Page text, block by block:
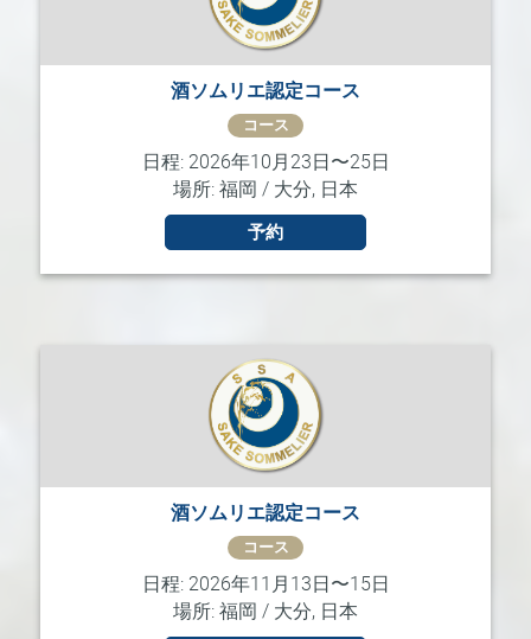
酒ソムリエ認定コース
コース
日程: 2026年10月23日〜25日
場所: 福岡 / 大分, 日本
予約
酒ソムリエ認定コース
コース
日程: 2026年11月13日〜15日
場所: 福岡 / 大分, 日本